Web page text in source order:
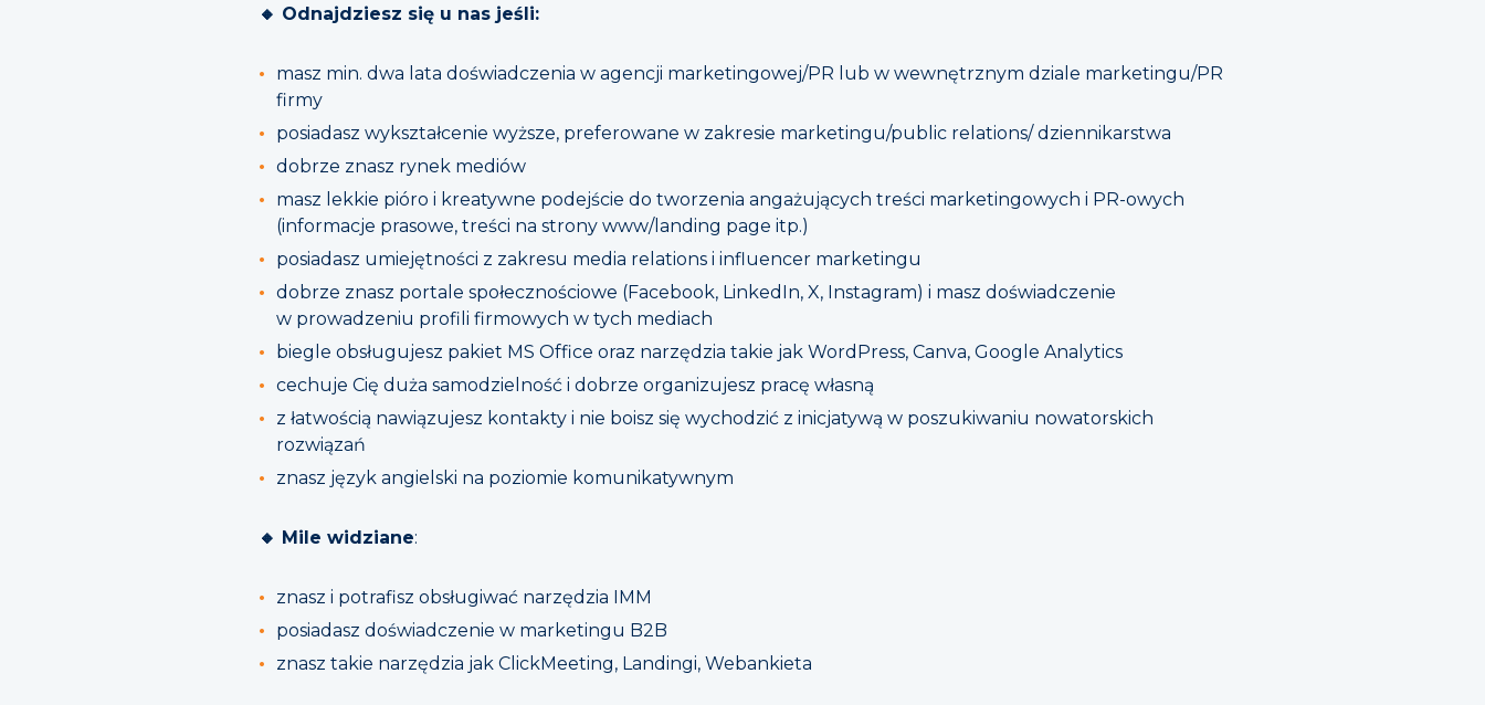
🔸 Odnajdziesz się u nas jeśli:
masz min. dwa lata doświadczenia w agencji marketingowej/PR lub w wewnętrznym dziale marketingu/PR
firmy
posiadasz wykształcenie wyższe, preferowane w zakresie marketingu/public relations/ dziennikarstwa
dobrze znasz rynek mediów
masz lekkie pióro i kreatywne podejście do tworzenia angażujących treści marketingowych i PR-owych
(informacje prasowe, treści na strony www/landing page itp.)
posiadasz umiejętności z zakresu media relations i influencer marketingu
dobrze znasz portale społecznościowe (Facebook, LinkedIn, X, Instagram) i masz doświadczenie
w prowadzeniu profili firmowych w tych mediach
biegle obsługujesz pakiet MS Office oraz narzędzia takie jak WordPress, Canva, Google Analytics
cechuje Cię duża samodzielność i dobrze organizujesz pracę własną
z łatwością nawiązujesz kontakty i nie boisz się wychodzić z inicjatywą w poszukiwaniu nowatorskich
rozwiązań
znasz język angielski na poziomie komunikatywnym
🔸 Mile widziane:
znasz i potrafisz obsługiwać narzędzia IMM
posiadasz doświadczenie w marketingu B2B
znasz takie narzędzia jak ClickMeeting, Landingi, Webankieta